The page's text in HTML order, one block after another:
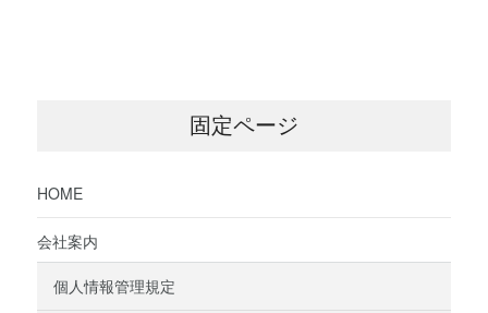
固定ページ
HOME
会社案内
個人情報管理規定